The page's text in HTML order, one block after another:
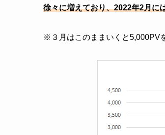
徐々に増えており、2022年2月に
※３月はこのままいくと5,000PV